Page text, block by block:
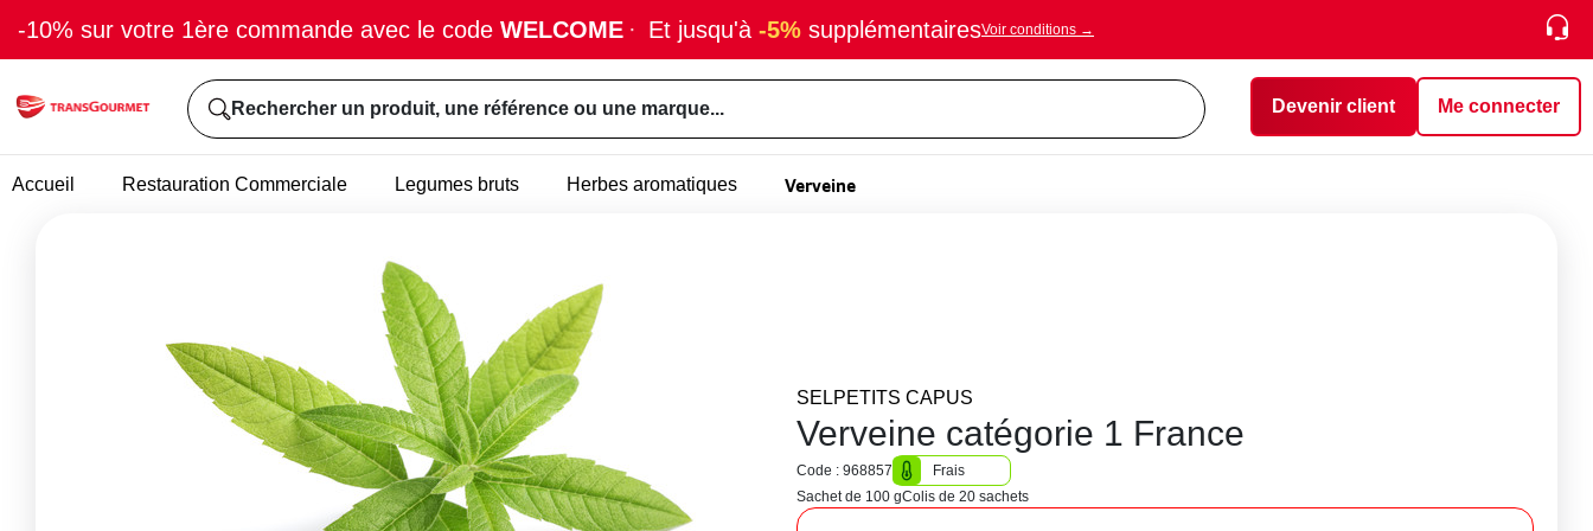
-10% sur votre 1ère commande avec le code WELCOME · Et jusqu'à -5% supplémentairesVoir conditions →
Rechercher un produit, une référence ou une marque... Devenir client Me connecter
Accueil Restauration Commerciale Legumes bruts Herbes aromatiques Verveine
SELPETITS CAPUS
Verveine catégorie 1 France
Code : 968857
Frais
Sachet de 100 gColis de 20 sachets